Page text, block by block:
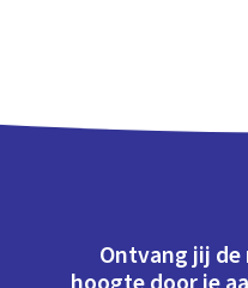
Ontvang jij